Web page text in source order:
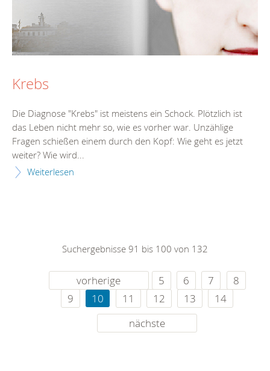
Krebs
Die Diagnose "Krebs" ist meistens ein Schock. Plötzlich ist
das Leben nicht mehr so, wie es vorher war. Unzählige
Fragen schießen einem durch den Kopf: Wie geht es jetzt
weiter? Wie wird...
Weiterlesen
Suchergebnisse 91 bis 100 von 132
vorherige 5 6 7
8
9
10 11 12 13
14
nächste